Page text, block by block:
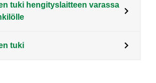
tuki hengityslaitteen varassa
tuki